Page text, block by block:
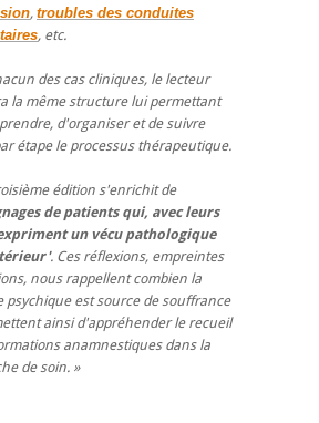
, troubles des conduites
, etc.
des cas cliniques, le lecteur
la même structure lui permettant
d'organiser et de suivre
étape le processus thérapeutique.
édition s'enrichit de
de patients qui, avec leurs
un vécu pathologique
. Ces réflexions, empreintes
nous rappellent combien la
psychique est source de souffrance
ainsi d'appréhender le recueil
anamnestiques dans la
de soin.